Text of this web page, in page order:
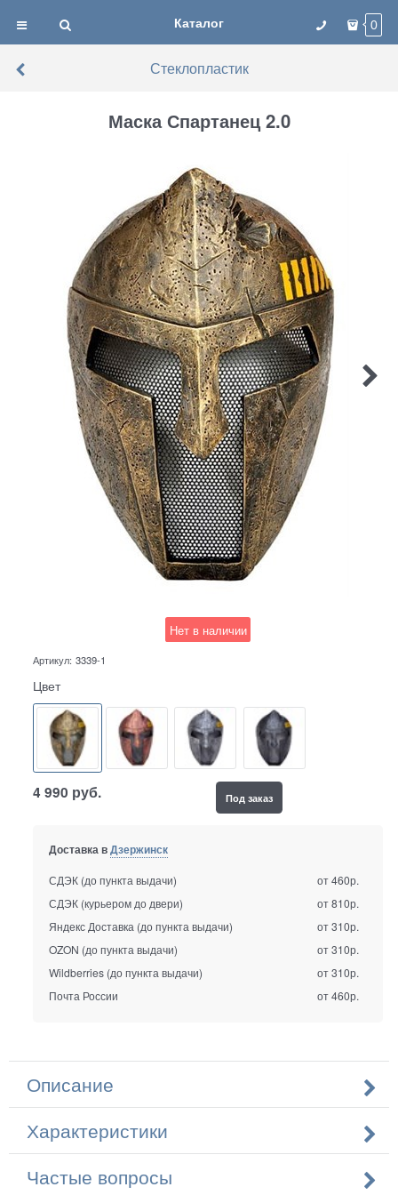
Каталог 0
Стеклопластик
Маска Спартанец 2.0
Нет в наличии
Артикул: 3339-1
Цвет
4 990 руб. Под заказ
Доставка вДзержинск
СДЭК (до пункта выдачи)
от 460р.
СДЭК (курьером до двери)
от 810р.
Яндекс Доставка (до пункта выдачи)
от 310р.
OZON (до пункта выдачи)
от 310р.
Wildberries (до пункта выдачи)
от 310р.
Почта России
от 460р.
Описание
Характеристики
Частые вопросы